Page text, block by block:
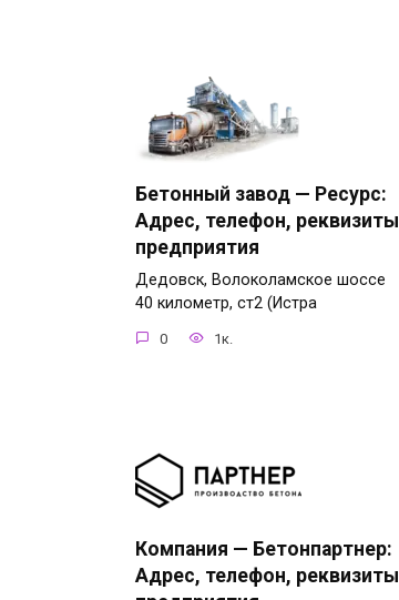
Бетонный завод — Ресурс:
Адрес, телефон, реквизиты
предприятия
Дедовск, Волоколамское шоссе
40 километр, ст2 (Истра
0 1к.
Компания — Бетонпартнер:
Адрес, телефон, реквизиты